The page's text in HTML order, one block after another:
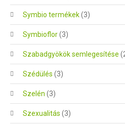
Symbio termékek(3)
Symbioflor(3)
Szabadgyökök semlegesítése
Szédülés (3)
Szelén (3)
Szexualitás (3)